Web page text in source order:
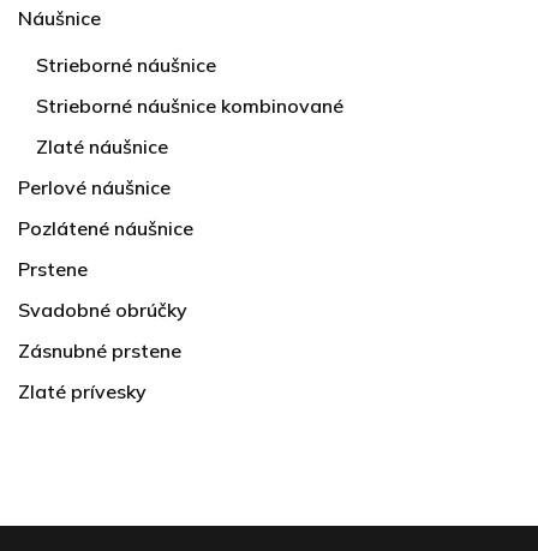
Náušnice
Strieborné náušnice
Strieborné náušnice kombinované
Zlaté náušnice
Perlové náušnice
Pozlátené náušnice
Prstene
Svadobné obrúčky
Zásnubné prstene
Zlaté prívesky